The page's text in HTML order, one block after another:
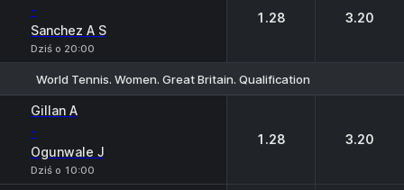
-
Sanchez A S
Dziś o 20:00
1.28 3.20
World Tennis. Women. Great Britain. Qualification
Gillan A
-
Ogunwale J
Dziś o 10:00
1.28 3.20